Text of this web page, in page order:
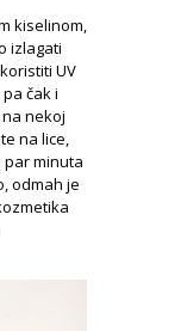
kiselinom,
izlagati
UV
čak i
nekoj
na lice,
minuta
odmah je